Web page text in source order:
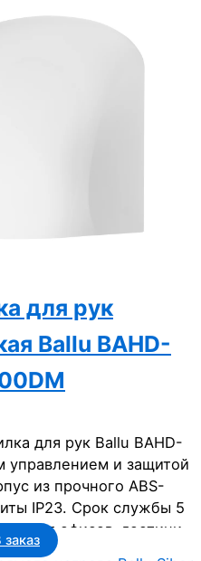
для рук
Ballu BAHD-
для рук Ballu BAHD-
управлением и защитой
из прочного ABS-
IP23. Срок службы 5
для офисов, гостиниц
заказ